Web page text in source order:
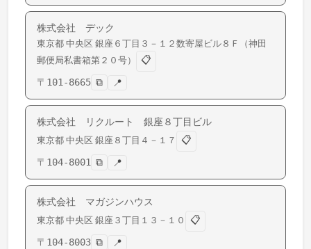
株式会社 デック
東京都 中央区 銀座 ６丁目３－１２数寄屋ビル８Ｆ（神田
郵便局私書箱第２０号）
📋
〒 101-8665 ⧉ 📍
株式会社 リクルート 銀座８丁目ビル
東京都 中央区 銀座 ８丁目４－１７
📋
〒 104-8001 ⧉ 📍
株式会社 マガジンハウス
東京都 中央区 銀座 ３丁目１３－１０
📋
〒 104-8003 ⧉ 📍